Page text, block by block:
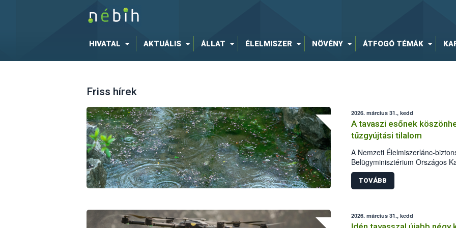
HIVATAL AKTUÁLIS ÁLLAT ÉLELMISZER NÖVÉNY ÁTFOGÓ TÉMÁK
Friss hírek
2026. március 31., kedd
A tavaszi esőnek
tűzgyújtási tilalom
A Nemzeti Élelmiszerlánc-
Belügyminisztérium Országos
(BM OKF) egyetértésével 2026.
vármegyében visszavonja a
csapadékos időjárása
TOVÁBB
2026. március 31., kedd